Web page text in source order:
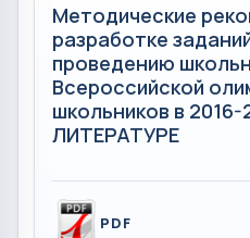
Методические
разработке
проведению
Всероссийской
школьников в 2016-
ЛИТЕРАТУРЕ
PDF